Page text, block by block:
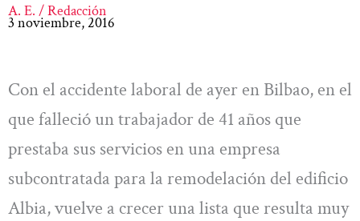
A. E. / Redacción
3 noviembre, 2016
Con el accidente laboral de ayer en Bilbao, en el
que falleció un trabajador de 41 años que
prestaba sus servicios en una empresa
subcontratada para la remodelación del edificio
Albia, vuelve a crecer una lista que resulta muy